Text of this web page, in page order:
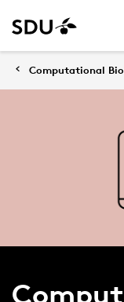
Computational